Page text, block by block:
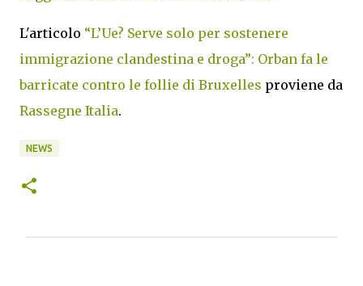
L'articolo “L’Ue? Serve solo per sostenere
immigrazione clandestina e droga”: Orban fa le
barricate contro le follie di Bruxelles proviene da
Rassegne Italia.
NEWS